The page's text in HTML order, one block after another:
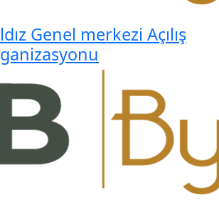
Genel merkezi Açılış